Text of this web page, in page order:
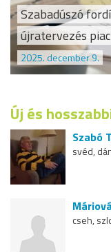
Szabadúszó
újratervezés
2025. december 9.
Új és
Szabó
svéd,
cseh,